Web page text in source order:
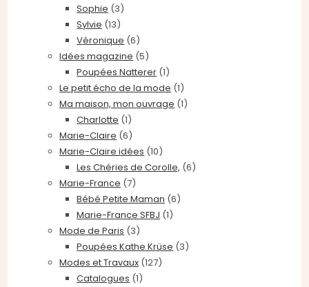
Sophie (3)
Sylvie (13)
Véronique (6)
Idées magazine (5)
Poupées Natterer (1)
Le petit écho de la mode (1)
Ma maison, mon ouvrage (1)
Charlotte (1)
Marie-Claire (6)
Marie-Claire idées (10)
Les Chéries de Corolle, (6)
Marie-France (7)
Bébé Petite Maman (6)
Marie-France SFBJ (1)
Mode de Paris (3)
Poupées Kathe Krüse (3)
Modes et Travaux (127)
Catalogues (1)